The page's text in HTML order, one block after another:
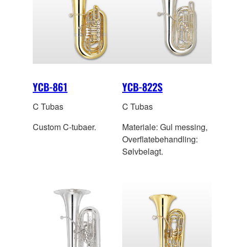
YCB-861
C Tubas
Custom C-tubaer.
YCB-822S
C Tubas
Materiale: Gul messing,
Overflatebehandling:
Sølvbelagt.